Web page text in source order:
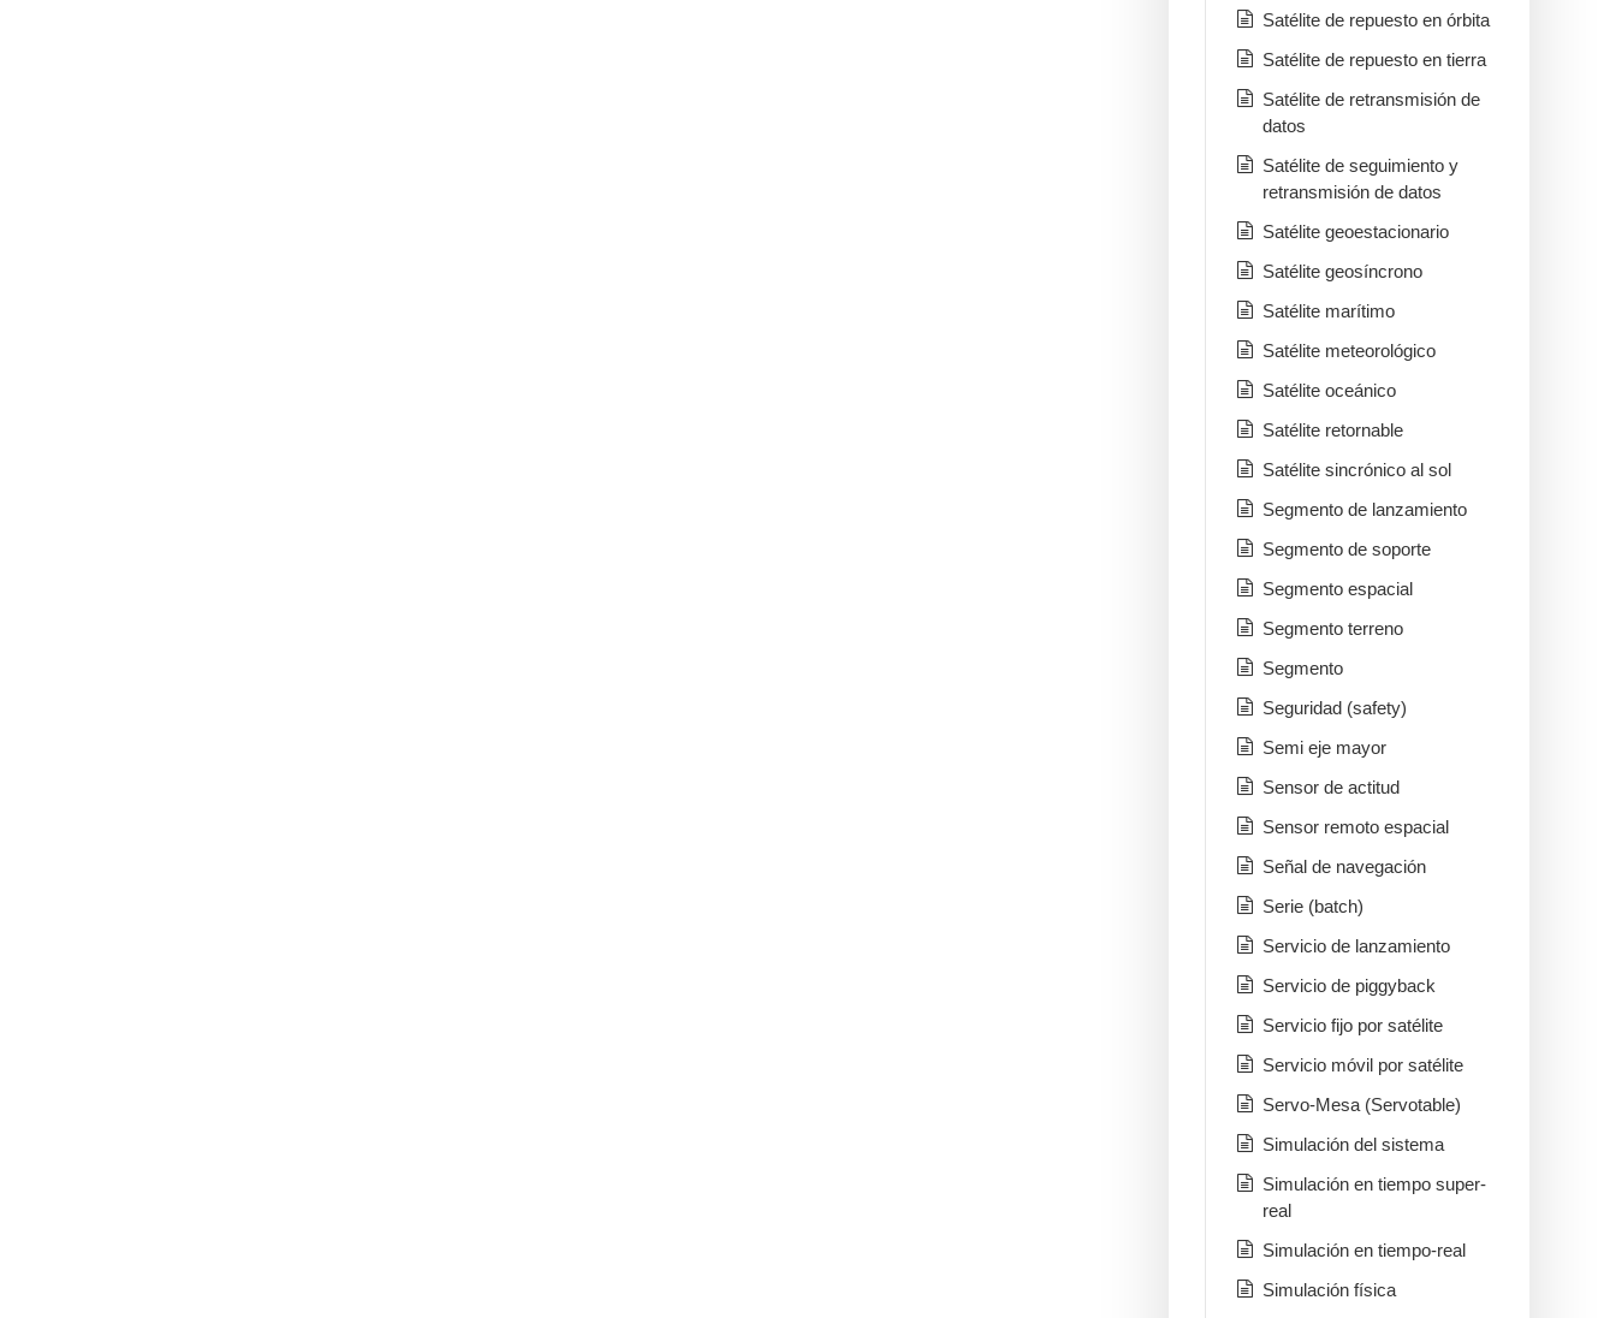
Satélite de repuesto en órbita
Satélite de repuesto en tierra
Satélite de retransmisión de
datos
Satélite de seguimiento y
retransmisión de datos
Satélite geoestacionario
Satélite geosíncrono
Satélite marítimo
Satélite meteorológico
Satélite oceánico
Satélite retornable
Satélite sincrónico al sol
Segmento de lanzamiento
Segmento de soporte
Segmento espacial
Segmento terreno
Segmento
Seguridad (safety)
Semi eje mayor
Sensor de actitud
Sensor remoto espacial
Señal de navegación
Serie (batch)
Servicio de lanzamiento
Servicio de piggyback
Servicio fijo por satélite
Servicio móvil por satélite
Servo-Mesa (Servotable)
Simulación del sistema
Simulación en tiempo super-
real
Simulación en tiempo-real
Simulación física